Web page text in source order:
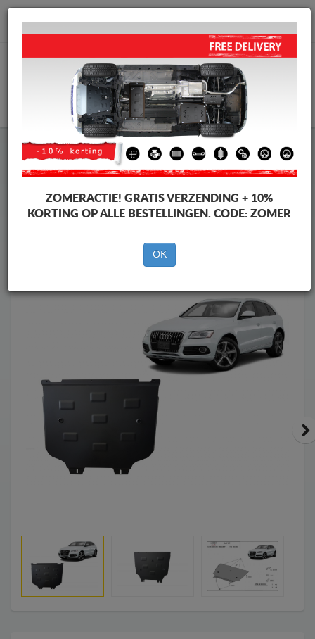
info@motorbeschermplaat.com
WINKELWAGEN
Motor Beschermplaat Motor Beschermplaat Audi
Motor Beschermplaat
Merken
Terug naar de catalogus
ZOMERACTIE! GRATIS VERZENDING + 10%
KORTING OP ALLE BESTELLINGEN. CODE: ZOMER
OK